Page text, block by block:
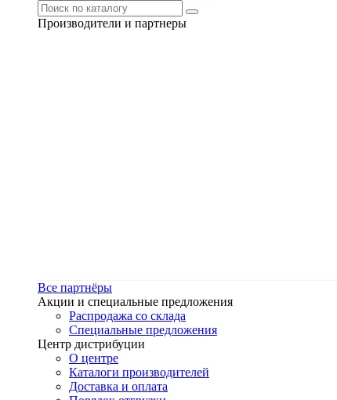
Производители и партнеры
Все партнёры
Акции и специальные предложения
Распродажа со склада
Специальные предложения
Центр дистрибуции
О центре
Каталоги производителей
Доставка и оплата